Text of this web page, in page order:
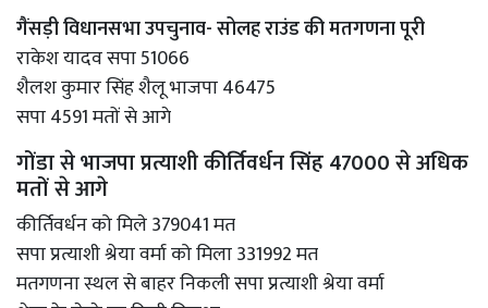
गैंसड़ी विधानसभा उपचुनाव- सोलह राउंड की मतगणना पूरी
राकेश यादव सपा 51066
शैलश कुमार सिंह शैलू भाजपा 46475
सपा 4591 मतों से आगे
गोंडा से भाजपा प्रत्याशी कीर्तिवर्धन सिंह 47000 से अधिक
मतों से आगे
कीर्तिवर्धन को मिले 379041 मत
सपा प्रत्याशी श्रेया वर्मा को मिला 331992 मत
मतगणना स्थल से बाहर निकली सपा प्रत्याशी श्रेया वर्मा